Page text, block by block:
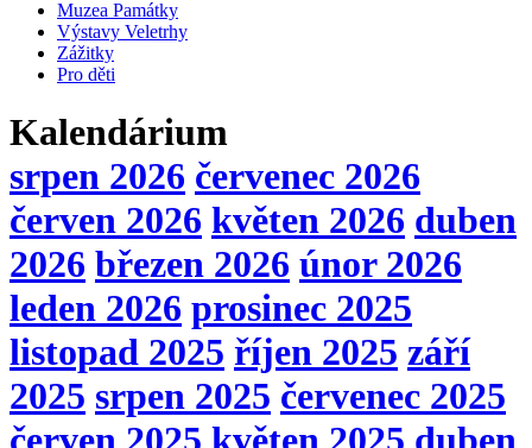
Muzea Památky
Výstavy Veletrhy
Zážitky
Pro děti
Kalendárium
srpen 2026 červenec 2026
červen 2026 květen 2026 duben
2026 březen 2026 únor 2026
leden 2026 prosinec 2025
listopad 2025 říjen 2025 září
2025 srpen 2025 červenec 2025